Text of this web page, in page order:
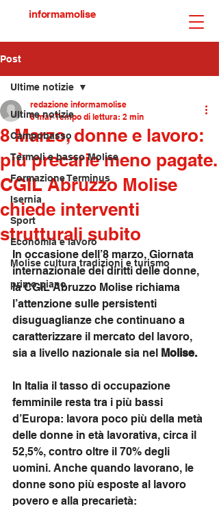
informamolise
Post
Ultime notizie
Campobasso
Termoli e basso Molise
Formazione Terminus
Isernia
Sport
Economia e lavoro
Molise cultura tradizioni e turismo
primo piano
Ultime notizie
8 Marzo, donne e lavoro:
più precarie meno pagate.
CGIL Abruzzo Molise
chiede interventi
strutturali subito
redazione informamolise
8 mar Tempo di lettura: 2 min
In occasione dell’8 marzo, Giornata
internazionale dei diritti delle donne,
la CGIL Abruzzo Molise richiama
l’attenzione sulle persistenti
disuguaglianze che continuano a
caratterizzare il mercato del lavoro,
sia a livello nazionale sia nel Molise.
In Italia il tasso di occupazione
femminile resta tra i più bassi
d’Europa: lavora poco più della metà
delle donne in età lavorativa, circa il
52,5%, contro oltre il 70% degli
uomini. Anche quando lavorano, le
donne sono più esposte al lavoro
povero e alla precarietà: